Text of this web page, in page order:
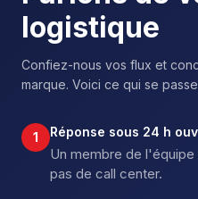
logistique
Confiez-nous vos flux et
marque. Voici ce qui se
1 Réponse sous 24 h
Un membre de
pas de call center.